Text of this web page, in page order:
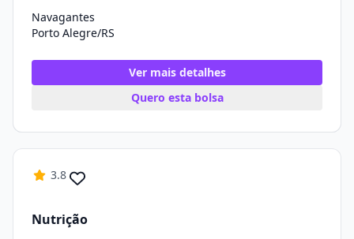
Navagantes
Porto Alegre/RS
Ver mais detalhes
Quero esta bolsa
3.8
Nutrição